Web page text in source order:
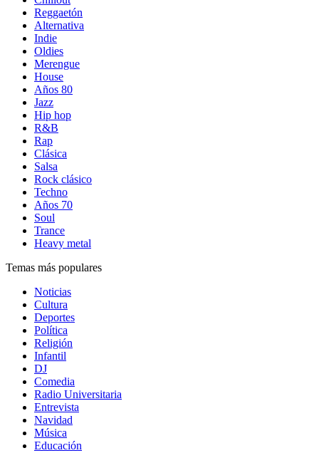
Reggaetón
Alternativa
Indie
Oldies
Merengue
House
Años 80
Jazz
Hip hop
R&B
Rap
Clásica
Salsa
Rock clásico
Techno
Años 70
Soul
Trance
Heavy metal
Temas más populares
Noticias
Cultura
Deportes
Política
Religión
Infantil
DJ
Comedia
Radio Universitaria
Entrevista
Navidad
Música
Educación